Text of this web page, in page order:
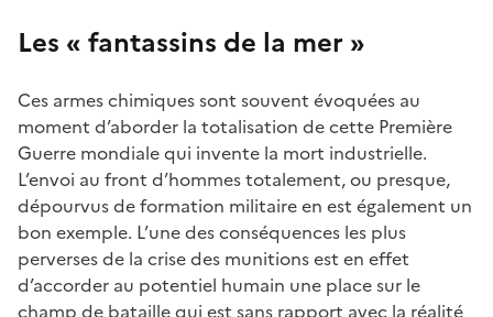
Les « fantassins de la mer »
Ces armes chimiques sont souvent évoquées au
moment d’aborder la totalisation de cette Première
Guerre mondiale qui invente la mort industrielle.
L’envoi au front d’hommes totalement, ou presque,
dépourvus de formation militaire en est également un
bon exemple. L’une des conséquences les plus
perverses de la crise des munitions est en effet
d’accorder au potentiel humain une place sur le
champ de bataille qui est sans rapport avec la réalité